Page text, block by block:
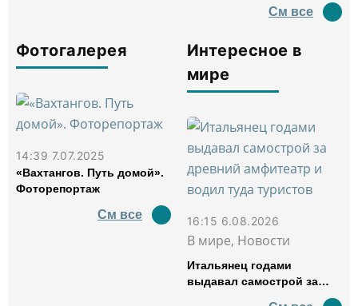
См все
Фотогалерея
14:39 7.07.2025
«Вахтангов. Путь домой».
Фоторепортаж
См все
Интересное в
мире
16:15 6.08.2026
В мире, Новости
Итальянец годами
выдавал самострой за